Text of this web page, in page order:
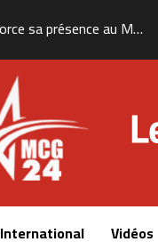
Aya Gold & Silver renforce sa présence au Maroc avec l’acquisition de trois nouveaux projets miniers
International Vidéos